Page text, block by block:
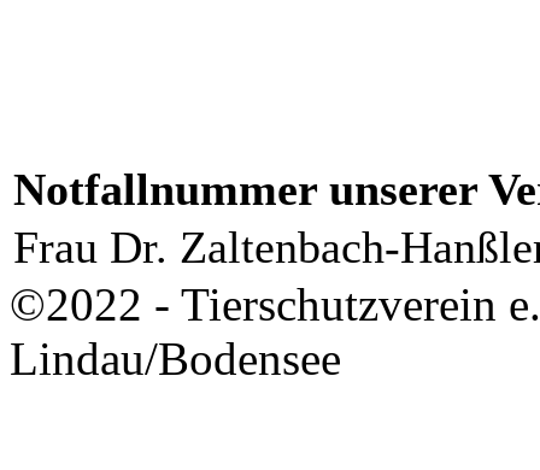
Notfallnummer unserer
Frau Dr. Zaltenbach-
©2022 - Tierschutzverein
Lindau/Bodensee